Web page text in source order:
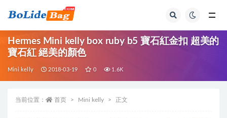
Hermes Mini kelly box ruby b5 寶石紅金扣 超美的
寶石紅 絕美的顏色
Mini kelly 2018-03-19 0 1.6K
当前位置： 首页 Mini kelly 正文